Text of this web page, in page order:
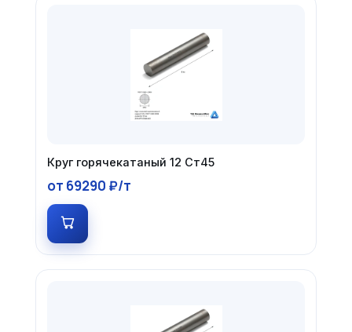
Круг горячекатаный 12 Ст45
от 69290 ₽/т